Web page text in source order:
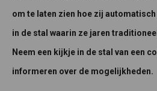
om te laten zien hoe zij
in de stal waarin ze jaren
Neem een kijkje in de stal van een
informeren over de mogelijkheden.